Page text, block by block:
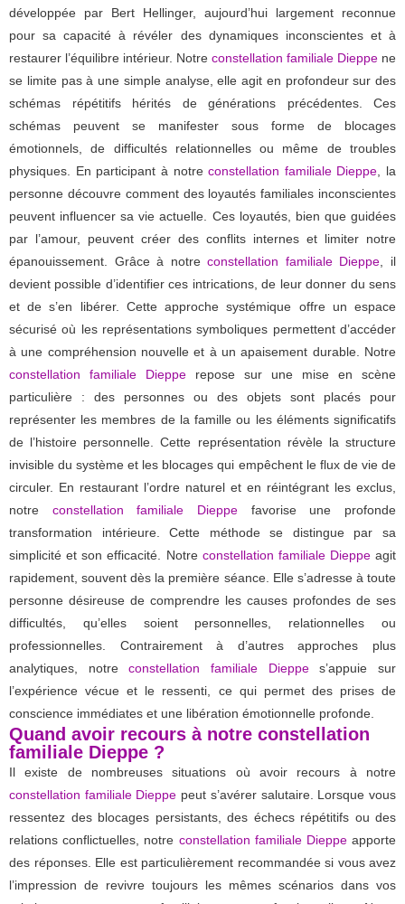
développée par Bert Hellinger, aujourd’hui largement reconnue
pour sa capacité à révéler des dynamiques inconscientes et à
restaurer l’équilibre intérieur. Notre constellation familiale Dieppe ne
se limite pas à une simple analyse, elle agit en profondeur sur des
schémas répétitifs hérités de générations précédentes. Ces
schémas peuvent se manifester sous forme de blocages
émotionnels, de difficultés relationnelles ou même de troubles
physiques. En participant à notreconstellation familiale Dieppe , la
personne découvre comment des loyautés familiales inconscientes
peuvent influencer sa vie actuelle. Ces loyautés, bien que guidées
par l’amour, peuvent créer des conflits internes et limiter notre
épanouissement. Grâce à notreconstellation familiale Dieppe , il
devient possible d’identifier ces intrications, de leur donner du sens
et de s’en libérer. Cette approche systémique offre un espace
sécurisé où les représentations symboliques permettent d’accéder
à une compréhension nouvelle et à un apaisement durable. Notre
constellation familiale Dieppe repose sur une mise en scène
particulière : des personnes ou des objets sont placés pour
représenter les membres de la famille ou les éléments significatifs
de l’histoire personnelle. Cette représentation révèle la structure
invisible du système et les blocages qui empêchent le flux de vie de
circuler. En restaurant l’ordre naturel et en réintégrant les exclus,
notre constellation familiale Dieppe favorise une profonde
transformation intérieure. Cette méthode se distingue par sa
simplicité et son efficacité. Notre constellation familiale Dieppeagit
rapidement, souvent dès la première séance. Elle s’adresse à toute
personne désireuse de comprendre les causes profondes de ses
difficultés, qu’elles soient personnelles, relationnelles ou
professionnelles. Contrairement à d’autres approches plus
analytiques, notreconstellation familiale Dieppes’appuie sur
l’expérience vécue et le ressenti, ce qui permet des prises de
conscience immédiates et une libération émotionnelle profonde.
Quand avoir recours à notre constellation
familiale Dieppe ?
Il existe de nombreuses situations où avoir recours à notre
constellation familiale Dieppe peut s’avérer salutaire. Lorsque vous
ressentez des blocages persistants, des échecs répétitifs ou des
relations conflictuelles, notre constellation familiale Dieppeapporte
des réponses. Elle est particulièrement recommandée si vous avez
l’impression de revivre toujours les mêmes scénarios dans vos